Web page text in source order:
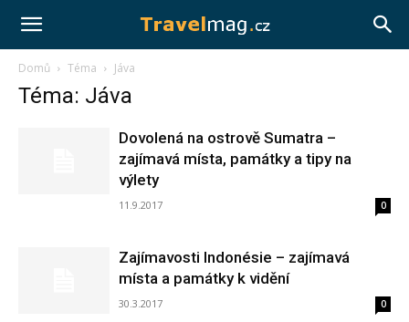
Travelmag.cz
Domů Téma Jáva
Téma: Jáva
Dovolená na ostrově Sumatra –
zajímavá místa, památky a tipy na
výlety
11.9.2017 0
Zajímavosti Indonésie – zajímavá
místa a památky k vidění
30.3.2017 0